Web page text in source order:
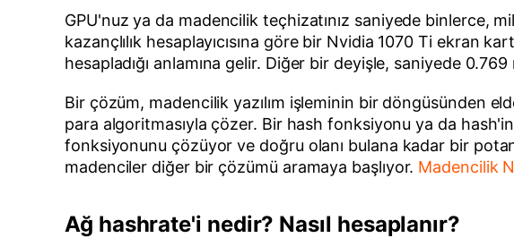
GPU'nuz ya da madencilik teçhizatınız saniyede binlerce,
kazançlılık hesaplayıcısına göre bir Nvidia 1070 Ti ekran
hesapladığı anlamına gelir. Diğer bir deyişle, saniyede
Bir çözüm, madencilik yazılım işleminin bir döngüsünden
para algoritmasıyla çözer. Bir hash fonksiyonu ya da
fonksiyonunu çözüyor ve doğru olanı bulana kadar bir
madenciler diğer bir çözümü aramaya başlıyor. Madencilik
Ağ hashrate'i nedir? Nasıl hesaplanır?